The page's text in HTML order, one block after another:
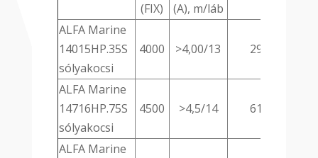
(FIX)
(A), m/láb
ALFA Marine
14015HP.35S
sólyakocsi
4000 >4,00/13 290
ALFA Marine
14716HP.75S
sólyakocsi
4500 >4,5/14 610
ALFA Marine